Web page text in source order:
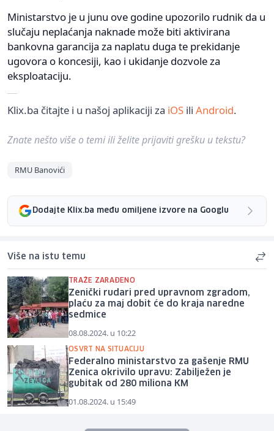
Ministarstvo je u junu ove godine upozorilo rudnik da u
slučaju neplaćanja naknade može biti aktivirana
bankovna garancija za naplatu duga te prekidanje
ugovora o koncesiji, kao i ukidanje dozvole za
eksploataciju.
Klix.ba čitajte i u našoj aplikaciji za iOS ili Android.
Znate nešto više o temi ili želite prijaviti grešku u tekstu?
RMU Banovići
Dodajte Klix.ba među omiljene izvore na Googlu
Više na istu temu
TRAŽE ZARAĐENO
Zenički rudari pred upravnom zgradom,
plaću za maj dobit će do kraja naredne
sedmice
08.08.2024. u 10:22
OSVRT NA SITUACIJU
Federalno ministarstvo za gašenje RMU
Zenica okrivilo upravu: Zabilježen je
gubitak od 280 miliona KM
01.08.2024. u 15:49